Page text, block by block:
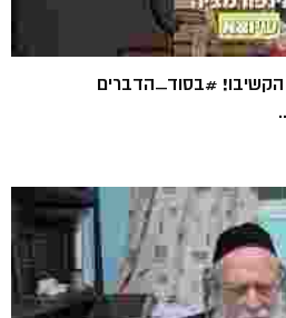
#בסוד_הדברים